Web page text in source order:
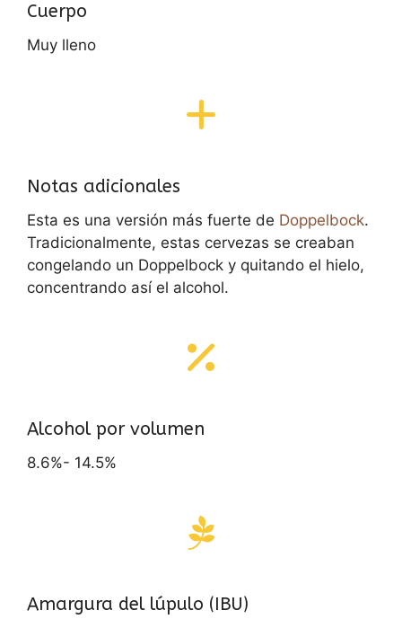
Cuerpo
Muy lleno
Notas adicionales
Esta es una versión más fuerte de Doppelbock.
Tradicionalmente, estas cervezas se creaban
congelando un Doppelbock y quitando el hielo,
concentrando así el alcohol.
Alcohol por volumen
8.6%- 14.5%
Amargura del lúpulo (IBU)